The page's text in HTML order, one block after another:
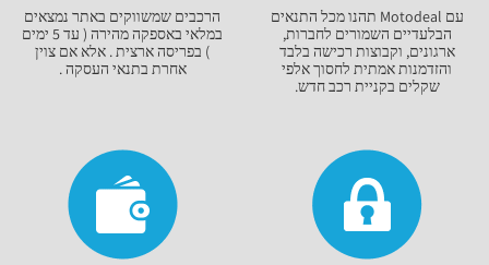
עם Motodeal תהנו מכל התנאים
הבלעדיים השמורים לחברות,
ארגונים, וקבוצות רכישה בלבד
והזדמנות אמתית לחסוך אלפי
שקלים בקניית רכב חדש.
הרכבים שמשווקים באתר נמצאים
במלאי באספקה מהירה ( עד 5 ימים
) בפריסה ארצית . אלא אם צוין
אחרת בתנאי העסקה .